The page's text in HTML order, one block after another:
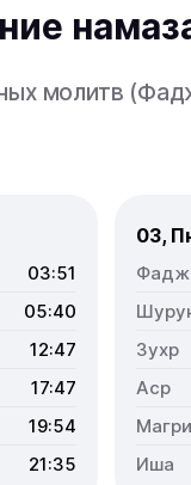
молитв
03:51
05:40
12:47
17:47
19:54
21:35
03,